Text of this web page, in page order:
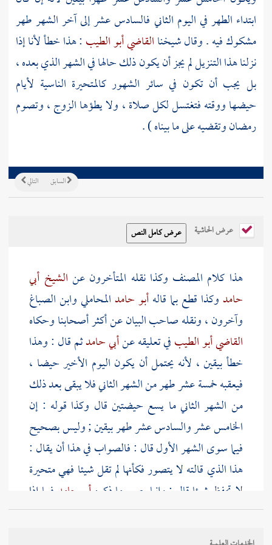
ابتداء الطهر في اليوم الثاني فالسادس عشر إلى آخر الشهر طهر
مشكوك فيه . وقال شيخناالقاضي أبو الطيب : هذا خطأ لأنا إذا
نزلنا هذا التنزيل لم يجز أن يكون ذلك حالها في الشهر الذي بعده ،
بل يجب أن تكون في سائر الشهور كالمتحيرة الناسية لأيام
حيضها ووقته فتغتسل لكل صلاة ، ولا يطؤها الزوج ، وتصوم
رمضان وتقضيه على ما بيناه ) .
التالي السابق
عرض الحاشية
هذا كلام المصنف وكذا نقله المتأخرون عن الشيخ أبي
حامدوكذا قطع بما قالهأبو حامدالمحامليوابن الصباغ
وآخرون ، ونقله صاحب البيان عن أكثر أصحابنا وحكاه
القاضي أبو الطيبفي تعليقه عنأبي حامدثم قال : وهذا
خطأ بيقين ، لأنه يحتمل أن يكون اليوم الأخير حيضا ،
فيعقبه خمسة عشر طهر من الشهر الثاني فلا يبقى بعد ذلك
من الشهر الثاني ما يسع حيضتين قال وكذا قوله : إن
الخامس عشر والسادس عشر طهر بيقين ; وليس بصحيح
فيما سوى الشهر الأول قال : فالصواب في هذا أن يقال :
هذا الذي قالته لا يتصور فكأنها لم تقل شيئا فهي متحيرة
لا تحفظ شيئا قال : وإنما يصح ما ذكره أبو حامد فيما إذا
قالت : لي حيضتان في شهر بعينهفيكون حكمها في ذلك
لشهر بعينه ما ذكره وتكون فيما سواه متحيرة . هذا كلام